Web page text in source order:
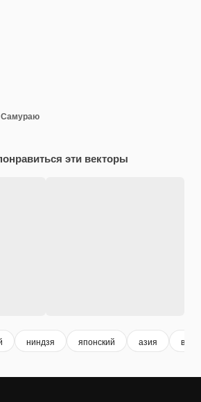
Самураю
эти векторы
ниндзя японский азия воин